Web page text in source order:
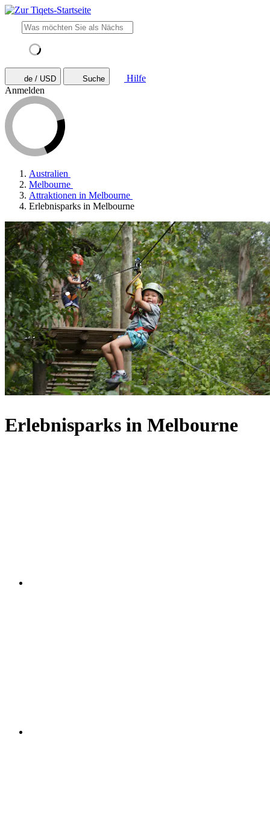
de / USD Suche
Hilfe
Anmelden
Australien
Melbourne
Attraktionen in Melbourne
Erlebnisparks in Melbourne
Erlebnisparks in Melbourne